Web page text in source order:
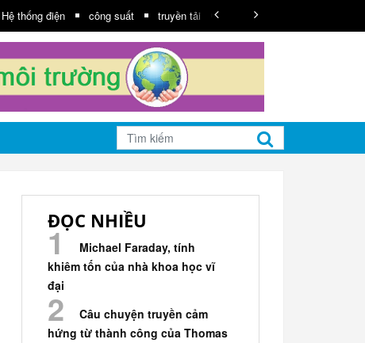
Hệ thống điện công suất truyền tải Năng lượng tái tạo
ĐỌC NHIỀU
Michael Faraday, tính
khiêm tốn của nhà khoa học vĩ
đại
Câu chuyện truyền cảm
hứng từ thành công của Thomas